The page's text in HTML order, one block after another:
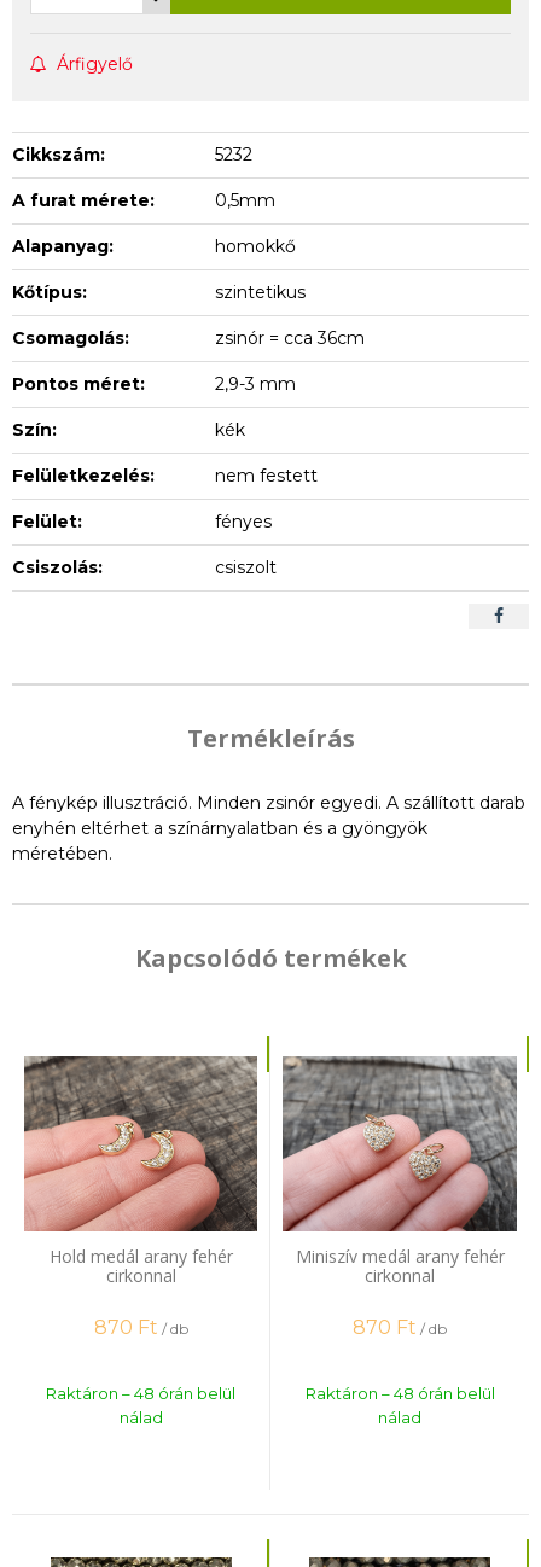
Árfigyelő
Cikkszám: 5232
A furat mérete: 0,5mm
Alapanyag: homokkő
Kőtípus: szintetikus
Csomagolás: zsinór = cca 36cm
Pontos méret: 2,9-3 mm
Szín: kék
Felületkezelés: nem festett
Felület: fényes
Csiszolás: csiszolt
Termékleírás
A fénykép illusztráció. Minden zsinór egyedi. A szállított darab
enyhén eltérhet a színárnyalatban és a gyöngyök
méretében.
Kapcsolódó termékek
Hold medál arany fehér
cirkonnal
870 Ft / db
Raktáron – 48 órán belül
nálad
Miniszív medál arany fehér
cirkonnal
870 Ft / db
Raktáron – 48 órán belül
nálad